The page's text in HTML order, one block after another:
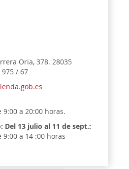
Oria, 378. 28035
975 / 67
9:00 a 20:00 horas.
Del 13 julio al 11 de sept.:
9:00 a 14 :00 horas